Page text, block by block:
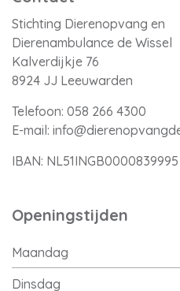
Stichting Dierenopvang en
Dierenambulance de Wissel
Kalverdijkje 76
8924 JJ Leeuwarden
Telefoon: 058 266 4300
E-mail:
IBAN: NL51INGB0000839995
Openingstijden
Maandag
Dinsdag